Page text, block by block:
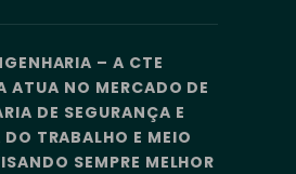
– A CTE
ATUA NO MERCADO DE
DE SEGURANÇA E
TRABALHO E MEIO
SEMPRE MELHOR